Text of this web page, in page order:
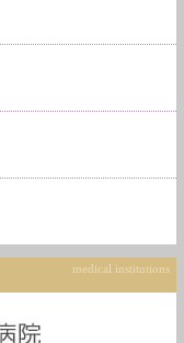
medical institutions